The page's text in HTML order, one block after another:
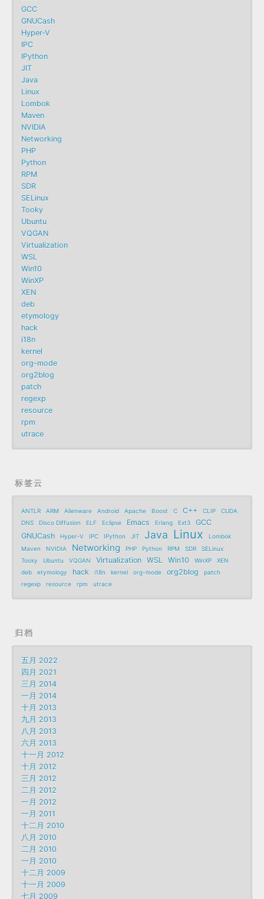
GCC
GNUCash
Hyper-V
IPC
IPython
JIT
Java
Linux
Lombok
Maven
NVIDIA
Networking
PHP
Python
RPM
SDR
SELinux
Tooky
Ubuntu
VQGAN
Virtualization
WSL
Win10
WinXP
XEN
deb
etymology
hack
i18n
kernel
org-mode
org2blog
patch
regexp
resource
rpm
utrace
标签云
ANTLR ARM Alienware Android Apache Boost C C++ CLIP
CUDA
DNS
Disco Diffusion ELF Eclipse Emacs Erlang Ext3
GCC
GNUCash
Hyper-V IPC IPython JIT Java Linux
Lombok
Maven
NVIDIA Networking PHP Python RPM SDR
SELinux
Tooky
Ubuntu VQGAN Virtualization WSL Win10 WinXP
XEN
deb
etymology hack i18n kernel org-mode org2blog
patch
regexp
resource rpm utrace
归档
五月 2022
四月 2021
三月 2014
一月 2014
十月 2013
九月 2013
八月 2013
六月 2013
十一月 2012
十月 2012
三月 2012
二月 2012
一月 2012
一月 2011
十二月 2010
八月 2010
二月 2010
一月 2010
十二月 2009
十一月 2009
七月 2009